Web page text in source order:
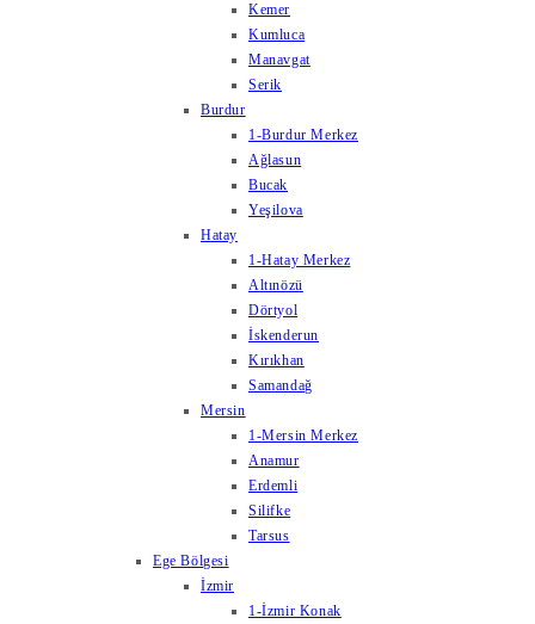
Kemer
Kumluca
Manavgat
Serik
Burdur
1-Burdur Merkez
Ağlasun
Bucak
Yeşilova
Hatay
1-Hatay Merkez
Altınözü
Dörtyol
İskenderun
Kırıkhan
Samandağ
Mersin
1-Mersin Merkez
Anamur
Erdemli
Silifke
Tarsus
Ege Bölgesi
İzmir
1-İzmir Konak